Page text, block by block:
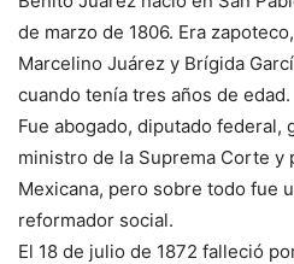
de marzo de 1806. Era
Marcelino Juárez y Brígida
cuando tenía tres años de edad.
Fue abogado, diputado federal,
ministro de la Suprema Corte y
Mexicana, pero sobre todo fue
reformador social.
El 18 de julio de 1872 falleció